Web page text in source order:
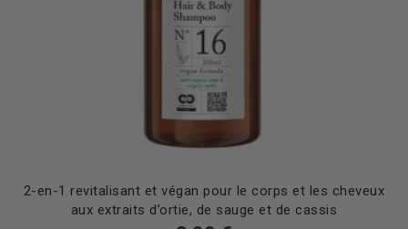
2-en-1 revitalisant et végan pour le corps et les cheveux
aux extraits d’ortie, de sauge et de cassis